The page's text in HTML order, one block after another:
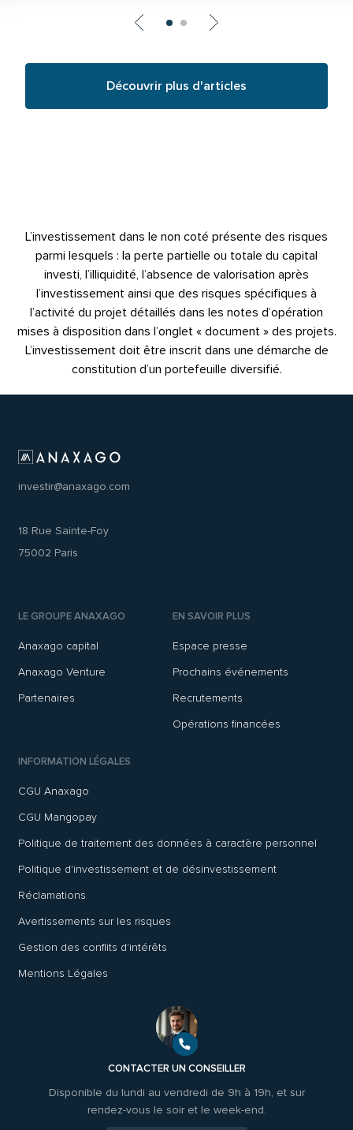
Découvrir plus d'articles
L’investissement dans le non coté présente des risques
parmi lesquels : la perte partielle ou totale du capital
investi, l’illiquidité, l’absence de valorisation après
l’investissement ainsi que des risques spécifiques à
l’activité du projet détaillés dans les notes d’opération
mises à disposition dans l’onglet « document » des projets.
L’investissement doit être inscrit dans une démarche de
constitution d’un portefeuille diversifié.
investir@anaxago.com
18 Rue Sainte-Foy
75002 Paris
LE GROUPE ANAXAGO
Anaxago capital
Anaxago Venture
Partenaires
EN SAVOIR PLUS
Espace presse
Prochains événements
Recrutements
Opérations financées
INFORMATION LÉGALES
CGU Anaxago
CGU Mangopay
Politique de traitement des données à caractère personnel
Politique d'investissement et de désinvestissement
Réclamations
Avertissements sur les risques
Gestion des conflits d'intérêts
Mentions Légales
CONTACTER UN CONSEILLER
Disponible du lundi au vendredi de 9h à 19h, et sur
rendez-vous le soir et le week-end.